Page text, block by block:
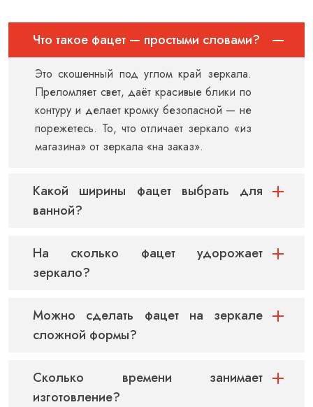
Что такое фацет — простыми словами?
Это скошенный под углом край зеркала.
Преломляет свет, даёт красивые блики по
контуру и делает кромку безопасной — не
порежетесь. То, что отличает зеркало «из
магазина» от зеркала «на заказ».
Какой ширины фацет выбрать для
ванной?
На сколько фацет удорожает
зеркало?
Можно сделать фацет на зеркале
сложной формы?
Сколько времени занимает
изготовление?